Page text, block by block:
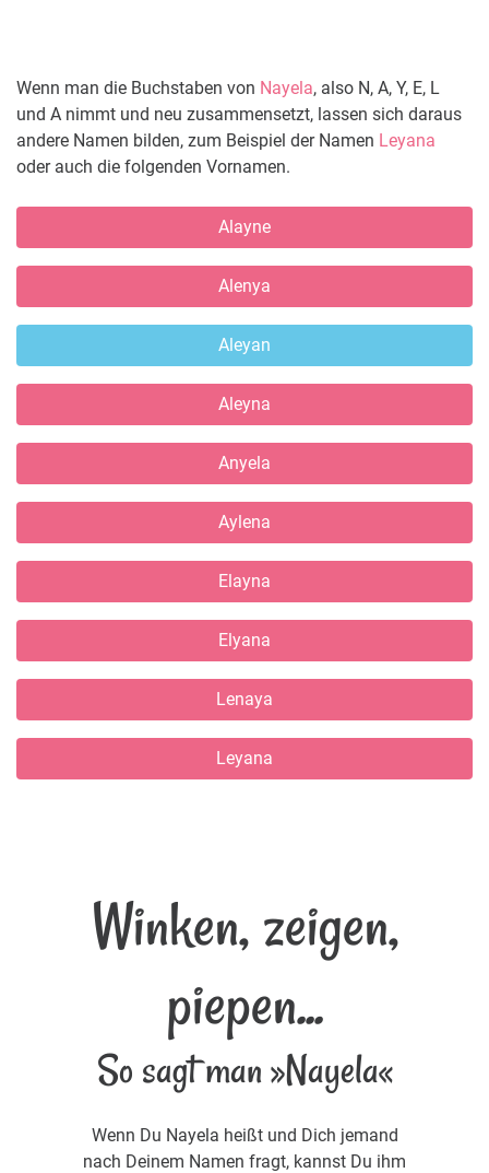
Wenn man die Buchstaben von Nayela, also N, A, Y, E, L
und A nimmt und neu zusammensetzt, lassen sich daraus
andere Namen bilden, zum Beispiel der Namen Leyana
oder auch die folgenden Vornamen.
Alayne
Alenya
Aleyan
Aleyna
Anyela
Aylena
Elayna
Elyana
Lenaya
Leyana
Winken, zeigen,
piepen...
So sagt man »Nayela«
Wenn Du Nayela heißt und Dich jemand
nach Deinem Namen fragt, kannst Du ihm